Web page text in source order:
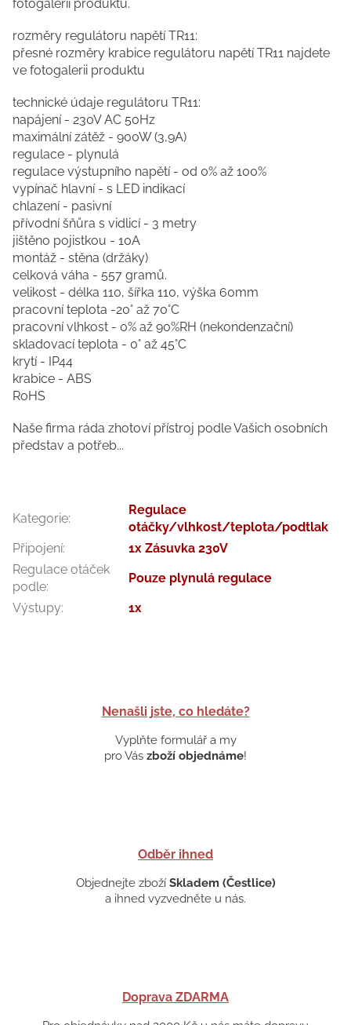
Nenašli jste, co hledáte?
Vyplňte formulář a my
pro Vás zboží objednáme!
Odběr ihned
Objednejte zboží Skladem (Čestlice)
a ihned vyzvedněte u nás.
Doprava ZDARMA
fotogalerii produktu.
rozměry regulátoru napětí TR11:
přesné rozměry krabice regulátoru napětí TR11 najdete
ve fotogalerii produktu
technické údaje regulátoru TR11:
napájení - 230V AC 50Hz
maximální zátěž - 900W (3,9A)
regulace - plynulá
regulace výstupního napětí - od 0% až 100%
vypínač hlavní - s LED indikací
chlazení - pasivní
přívodní šňůra s vidlicí - 3 metry
jištěno pojistkou - 10A
montáž - stěna (držáky)
celková váha - 557 gramů.
velikost - délka 110, šířka 110, výška 60mm
pracovní teplota -20° až 70°C
pracovní vlhkost - 0% až 90%RH (nekondenzační)
skladovací teplota - 0° až 45°C
krytí - IP44
krabice - ABS
RoHS
Naše firma ráda zhotoví přístroj podle Vašich osobních
představ a potřeb...
Kategorie:
Regulace
otáčky/vlhkost/teplota/podtlak
Připojení:
1x Zásuvka 230V
Regulace otáček
podle:
Pouze plynulá regulace
Výstupy: 1x